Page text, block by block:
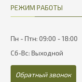
РЕЖИМ РАБОТЫ
Пн - Птн: 09:00 - 18:00
Сб-Вс: Выходной
Обратный звонок